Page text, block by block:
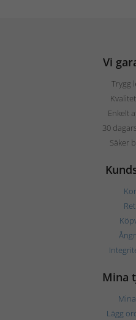
Vi
Trygg
Enkelt
30
Säker
Mina
Lägg